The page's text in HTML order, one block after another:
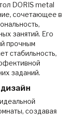
DORIS metal
сочетающее в
занятий. Его
прочным
стабильность,
заданий.
создавая